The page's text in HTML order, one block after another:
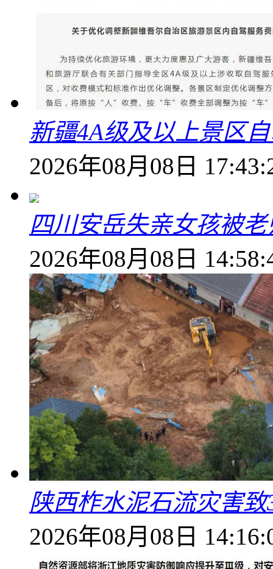
新疆4A级及以上景区
2026年08月08日
四川安岳失亲女孩被
2026年08月08日
陕西柞水泥石流灾害
2026年08月08日